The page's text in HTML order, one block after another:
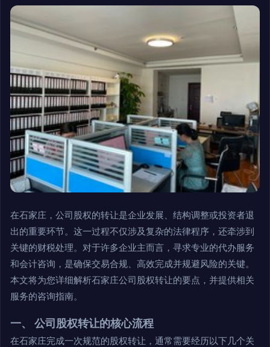
在石家庄，公司股权的转让是企业发展、结构调整或投资者退
出的重要环节。这一过程不仅涉及复杂的法律程序，还牵涉到
关键的财税处理。对于许多企业主而言，寻求专业的代办服务
和会计咨询，是确保交易合规、高效完成并规避风险的关键。
本文将为您详细解析石家庄公司股权转让的要点，并提供相关
服务的咨询指南。
一、 公司股权转让的核心流程
在石家庄完成一次规范的股权转让，通常需要经历以下几个关